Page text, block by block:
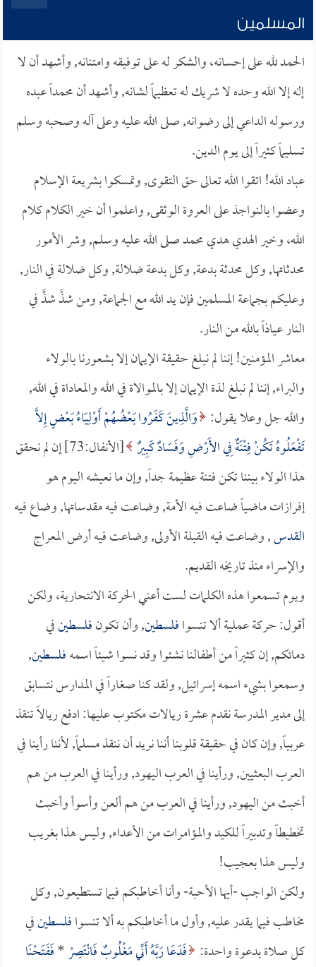
المسلمين
الحمد لله على إحسانه، والشكر له على توفيقه وامتنانه, وأشهد أن لا
إله إلا الله وحده لا شريك له تعظيماً لشانه, وأشهد أن محمداً عبده
ورسوله الداعي إلى رضوانه, صلى الله عليه وعلى آله وصحبه وسلم
تسليماً كثيراً إلى يوم الدين.
عباد الله! اتقوا الله تعالى حق التقوى, وتمسكوا بشريعة الإسلام
وعضوا بالنواجذ على العروة الوثقى, واعلموا أن خير الكلام كلام
الله، وخير الهدي هدي محمد صلى الله عليه وسلم, وشر الأمور
محدثاتها, وكل محدثة بدعة, وكل بدعة ضلالة, وكل ضلالة في النار,
وعليكم بجماعة المسلمين فإن يد الله مع الجماعة, ومن شذَّ شذَّ في
النار عياذاً بالله من النار.
معاشر المؤمنين! إننا لم نبلغ حقيقة الإيمان إلا بشعورنا بالولاء
والبراء, إننا لم نبلغ لذة الإيمان إلا بالموالاة في الله والمعاداة في الله,
والله جل وعلا يقول: وَالَّذِينَ كَفَرُوا بَعْضُهُمْ أَوْلِيَاءُ بَعْضٍ إِلاَّ
تَفْعَلُوهُ تَكُنْ فِتْنَةٌ فِي الأَرْضِ وَفَسَادٌ كَبِيرٌ
[الأنفال:73] إن لم نحقق
هذا الولاء بيننا تكن فتنة عظيمة جداً, وإن ما نعيشه اليوم هو
إفرازات ماضياً ضاعت فيه الأمة, وضاعت فيه مقدساتها, وضاع فيه
القدس, وضاعت فيه القبلة الأولى, وضاعت فيه أرض المعراج
والإسراء منذ تاريخه القديم.
ويوم تسمعوا هذه الكلمات لست أعني الحركة الانتحارية، ولكن
أقول: حركة عملية ألا تنسوافلسطين, وأن تكونفلسطينفي
دمائكم, إن كثيراً من أطفالنا نشئوا وقد نسوا شيئاً اسمهفلسطين,
وسمعوا بشيء اسمه إسرائيل, ولقد كنا صغاراً في المدارس نتسابق
إلى مدير المدرسة نقدم عشرة ريالات مكتوب عليها: ادفع ريالاً تنقذ
عربياً, وإن كان في حقيقة قلوبنا أننا نريد أن ننقذ مسلماً, لأننا رأينا في
العرب البعثيين, ورأينا في العرب اليهود, ورأينا في العرب من هم
أخبث من اليهود, ورأينا في العرب من هم ألعن وأسوأ وأخبث
تخطيطاً وتدبيراً للكيد والمؤامرات من الأعداء, وليس هذا بغريب
وليس هذا بعجيب!
ولكن الواجب -أيها الأحبة- وأنا أخاطبكم فيما تستطيعون, وكل
مخاطب فيما يقدر عليه, وأول ما أخاطبكم به ألا تنسوافلسطينفي
كل صلاة بدعوة واحدة: فَدَعَا رَبَّهُ أَنِّي مَغْلُوبٌ فَانْتَصِرْ*فَفَتَحْنَا